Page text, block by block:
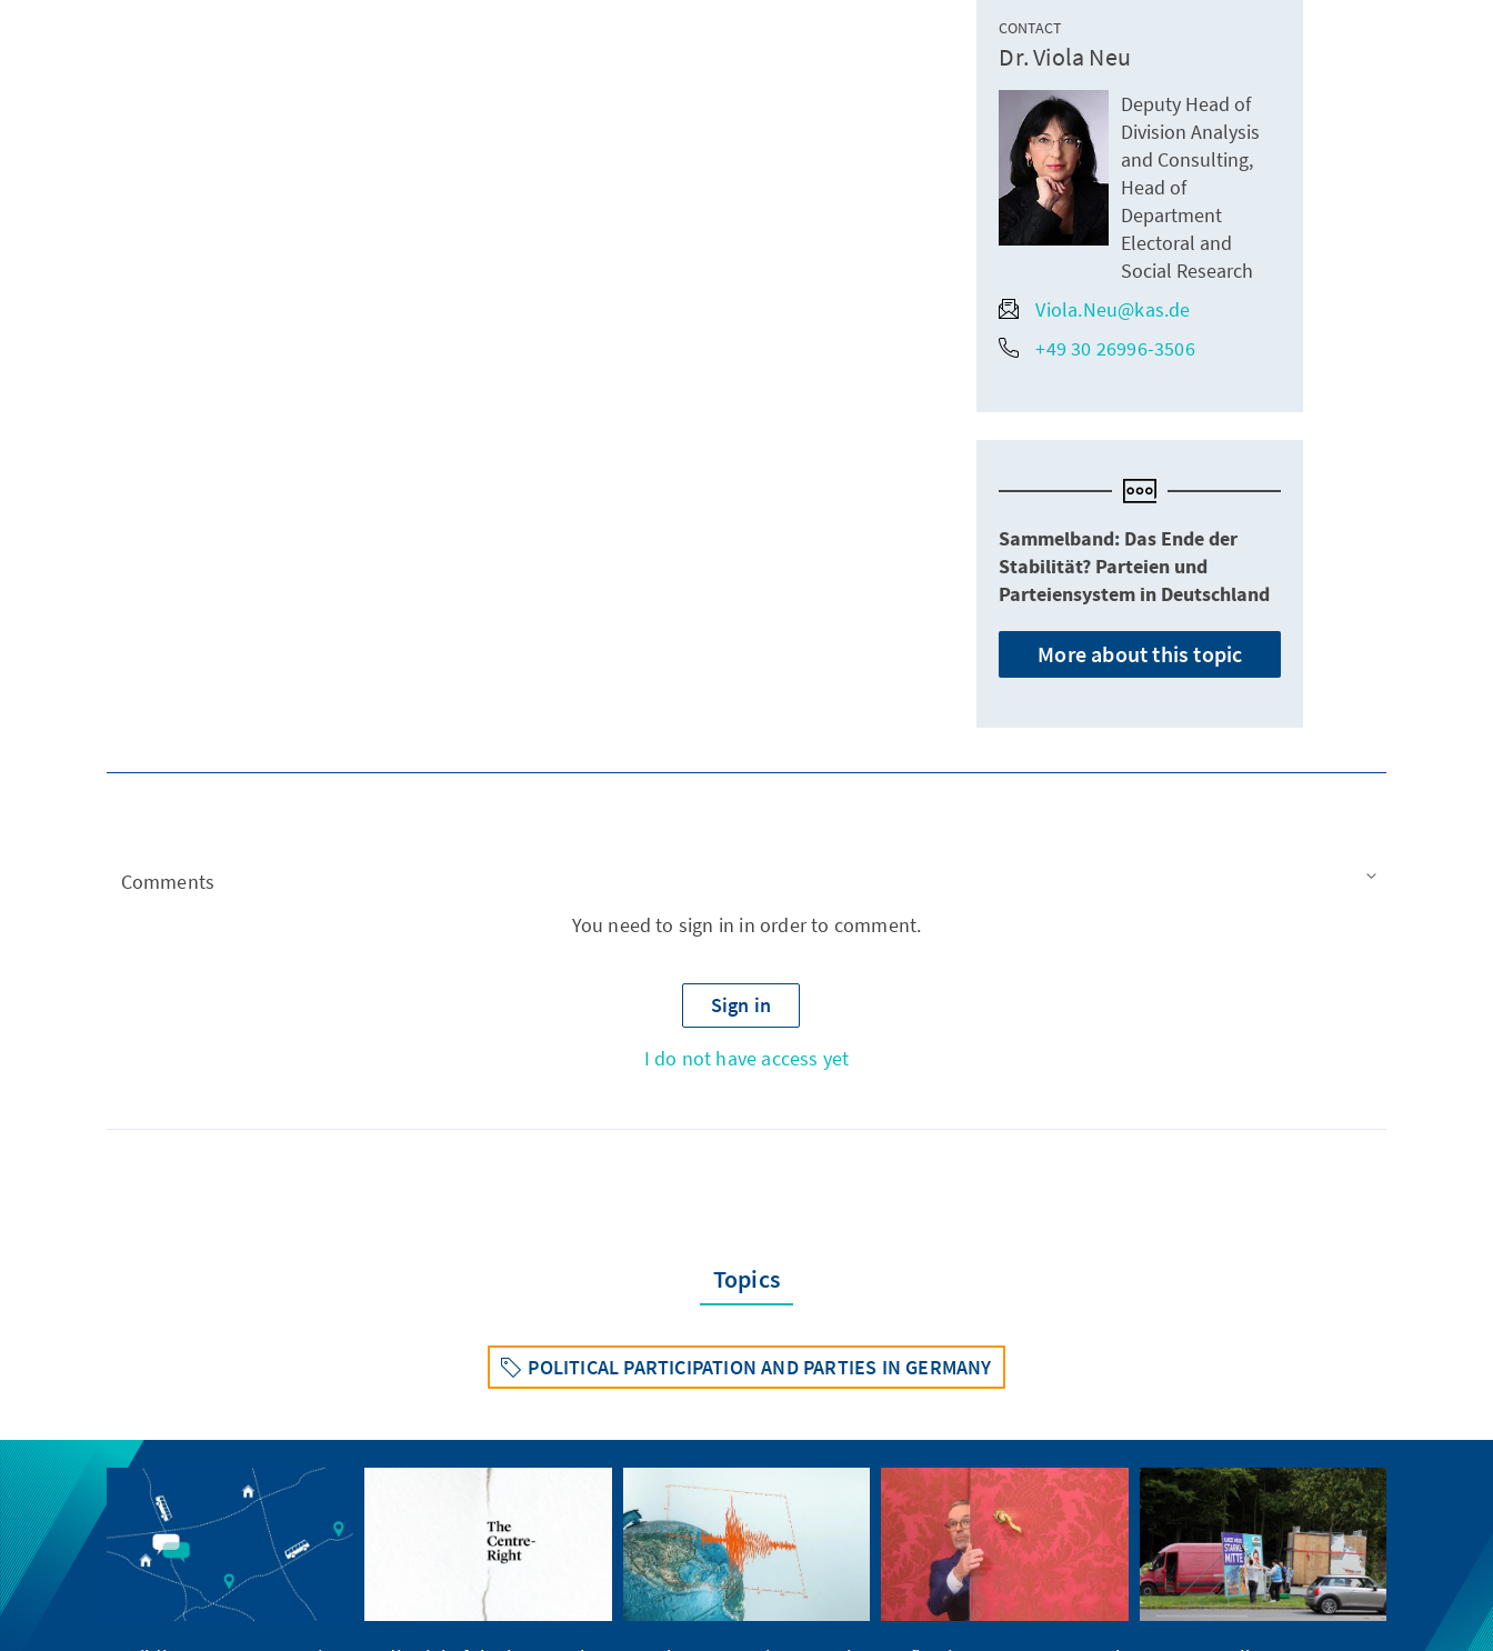
CONTACT
Dr. Viola Neu
Deputy Head of
Division Analysis
and Consulting,
Head of
Department
Electoral and
Social Research
Viola.Neu@kas.de
+49 30 26996-3506
Sammelband: Das Ende der
Stabilität? Parteien und
Parteiensystem in Deutschland
More about this topic
Comments
You need to sign in in order to comment.
Sign in
I do not have access yet
Topics
POLITICAL PARTICIPATION AND PARTIES IN GERMANY